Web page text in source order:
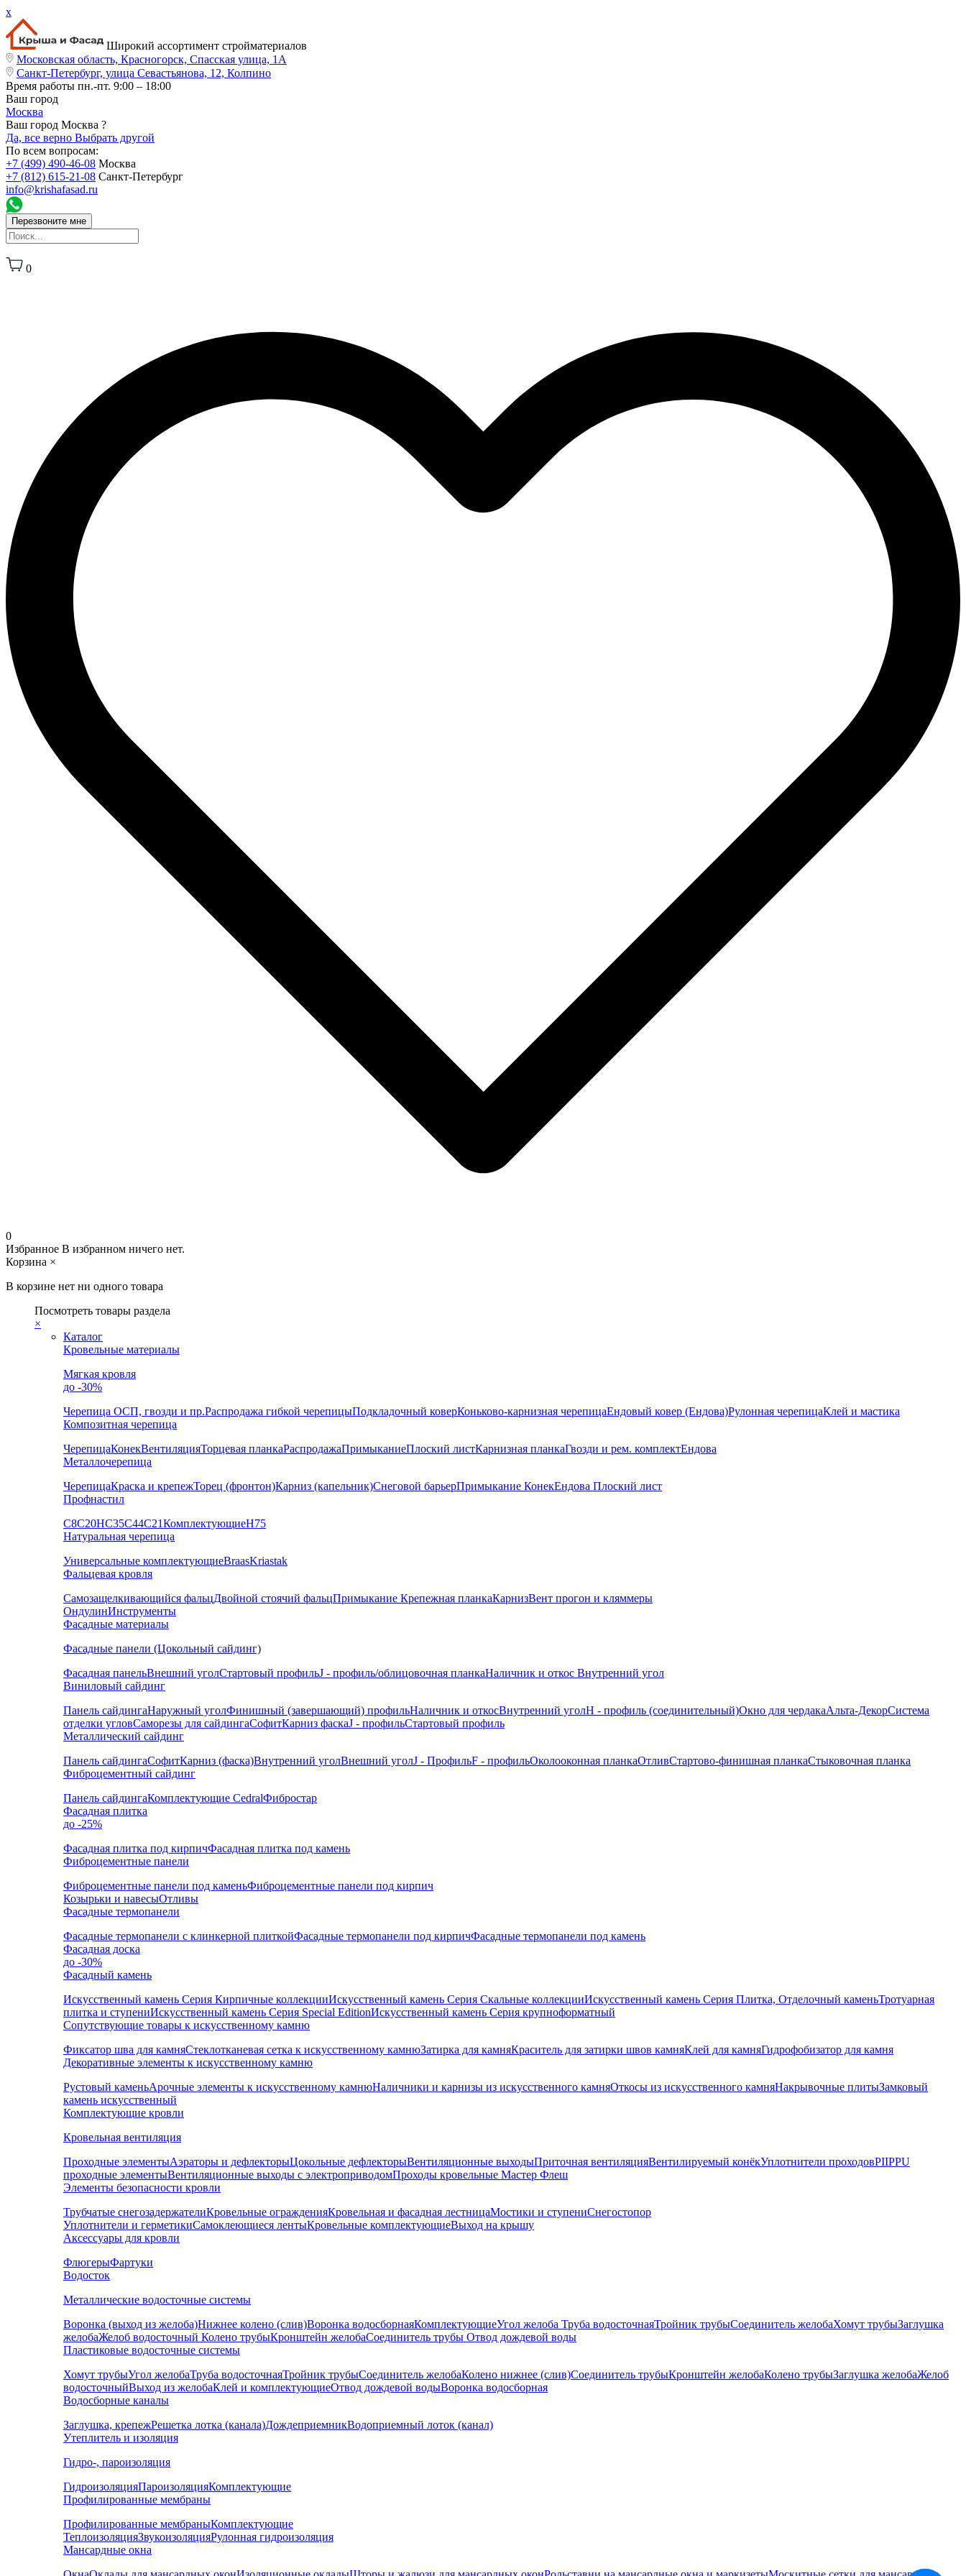
x
Широкий ассортимент стройматериалов
Московская область, Красногорск, Спасская улица, 1А
Санкт-Петербург, улица Севастьянова, 12, Колпино
Время работы пн.-пт. 9:00 – 18:00
Ваш город
Москва
Ваш город Москва ?
Да, все верно Выбрать другой
По всем вопросам:
+7 (499) 490-46-08 Москва
+7 (812) 615-21-08 Санкт-Петербург
info@krishafasad.ru
Перезвоните мне
0
0
Избранное В избранном ничего нет.
Корзина ×
В корзине нет ни одного товара
Посмотреть товары раздела
×
Каталог
Кровельные материалы
Мягкая кровля
до -30%
Черепица ОСП, гвозди и пр.Распродажа гибкой черепицыПодкладочный коверКоньково-карнизная черепицаЕндовый ковер (Ендова)Рулонная черепицаКлей и мастика
Композитная черепица
ЧерепицаКонекВентиляцияТорцевая планкаРаспродажаПримыканиеПлоский листКарнизная планкаГвозди и рем. комплектЕндова
Металлочерепица
ЧерепицаКраска и крепежТорец (фронтон)Карниз (капельник)Снеговой барьерПримыкание КонекЕндова Плоский лист
Профнастил
С8С20НС35С44С21КомплектующиеН75
Натуральная черепица
Универсальные комплектующиеBraasKriastak
Фальцевая кровля
Самозащелкивающийся фальцДвойной стоячий фальцПримыкание Крепежная планкаКарнизВент прогон и кляммеры
ОндулинИнструменты
Фасадные материалы
Фасадные панели (Цокольный сайдинг)
Фасадная панельВнешний уголСтартовый профильJ - профиль/облицовочная планкаНаличник и откос Внутренний угол
Виниловый сайдинг
Панель сайдингаНаружный уголФинишный (завершающий) профильНаличник и откосВнутренний уголH - профиль (соединительный)Окно для чердакаАльта-ДекорСистема
отделки угловСаморезы для сайдингаСофитКарниз фаскаJ - профильСтартовый профиль
Металлический сайдинг
Панель сайдингаСофитКарниз (фаска)Внутренний уголВнешний уголJ - ПрофильF - профильОколооконная планкаОтливСтартово-финишная планкаСтыковочная планка
Фиброцементный сайдинг
Панель сайдингаКомплектующие CedralФибростар
Фасадная плитка
до -25%
Фасадная плитка под кирпичФасадная плитка под камень
Фиброцементные панели
Фиброцементные панели под каменьФиброцементные панели под кирпич
Козырьки и навесыОтливы
Фасадные термопанели
Фасадные термопанели с клинкерной плиткойФасадные термопанели под кирпичФасадные термопанели под камень
Фасадная доска
до -30%
Фасадный камень
Искусственный камень Серия Кирпичные коллекцииИскусственный камень Серия Скальные коллекцииИскусственный камень Серия Плитка, Отделочный каменьТротуарная
плитка и ступениИскусственный камень Серия Special EditionИскусственный камень Серия крупноформатный
Сопутствующие товары к искусственному камню
Фиксатор шва для камняСтеклотканевая сетка к искусственному камнюЗатирка для камняКраситель для затирки швов камняКлей для камняГидрофобизатор для камня
Декоративные элементы к искусственному камню
Рустовый каменьАрочные элементы к искусственному камнюНаличники и карнизы из искусственного камняОткосы из искусственного камняНакрывочные плитыЗамковый
камень искусственный
Комплектующие кровли
Кровельная вентиляция
Проходные элементыАэраторы и дефлекторыЦокольные дефлекторыВентиляционные выходыПриточная вентиляцияВентилируемый конёкУплотнители проходовPIIPPU
проходные элементыВентиляционные выходы с электроприводомПроходы кровельные Мастер Флеш
Элементы безопасности кровли
Трубчатые снегозадержателиКровельные огражденияКровельная и фасадная лестницаМостики и ступениСнегостопор
Уплотнители и герметикиСамоклеющиеся лентыКровельные комплектующиеВыход на крышу
Аксессуары для кровли
ФлюгерыФартуки
Водосток
Металлические водосточные системы
Воронка (выход из желоба)Нижнее колено (слив)Воронка водосборнаяКомплектующиеУгол желоба Труба водосточнаяТройник трубыСоединитель желобаХомут трубыЗаглушка
желобаЖелоб водосточный Колено трубыКронштейн желобаСоединитель трубы Отвод дождевой воды
Пластиковые водосточные системы
Хомут трубыУгол желобаТруба водосточнаяТройник трубыСоединитель желобаКолено нижнее (слив)Соединитель трубыКронштейн желобаКолено трубыЗаглушка желобаЖелоб
водосточныйВыход из желобаКлей и комплектующиеОтвод дождевой водыВоронка водосборная
Водосборные каналы
Заглушка, крепежРешетка лотка (канала)ДождеприемникВодоприемный лоток (канал)
Утеплитель и изоляция
Гидро-, пароизоляция
ГидроизоляцияПароизоляцияКомплектующие
Профилированные мембраны
Профилированные мембраныКомплектующие
ТеплоизоляцияЗвукоизоляцияРулонная гидроизоляция
Мансардные окна